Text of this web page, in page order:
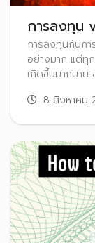
การลงทุน
การลงทุนกับก
อย่างมาก แต่ทุ
เกิดขึ้นมากมาย
8 สิงหาคม